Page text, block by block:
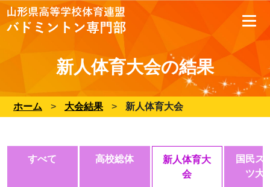
新人体育大会の結果
ホーム > 大会結果 > 新人体育大会
すべて 高校総体
新人体育大
会
国民ス
ツ大